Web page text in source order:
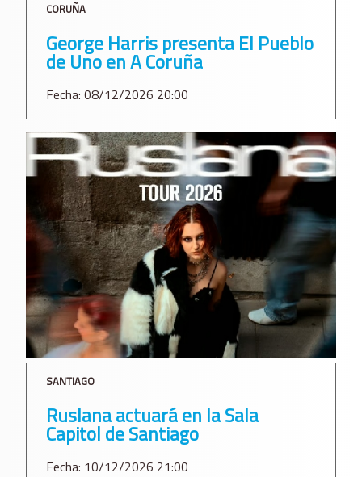
CORUÑA
George Harris presenta El Pueblo
de Uno en A Coruña
Fecha: 08/12/2026 20:00
SANTIAGO
Ruslana actuará en la Sala
Capitol de Santiago
Fecha: 10/12/2026 21:00